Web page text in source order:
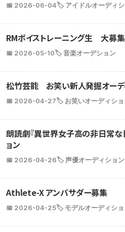
📅 2026-06-04🏷️ アイドルオーディ
RMボイストレーニング生 大募集
📅 2026-05-10🏷️ 音楽オーデション
松竹芸能 お笑い新人発掘オーデ
📅 2026-04-27🏷️ お笑いオーディショ
朗読劇『異世界女子高の非日常な
ョン
📅 2026-04-26🏷️ 声優オーディション
Athlete-X アンバサダー募集
📅 2026-04-25🏷️ モデルオーディショ